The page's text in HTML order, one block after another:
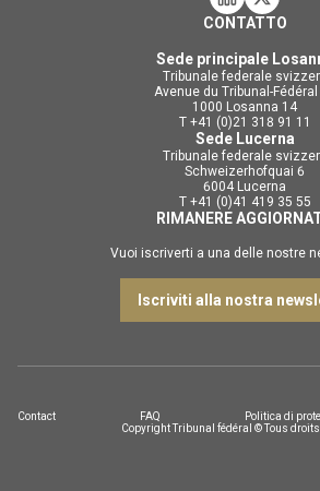
CONTATTO
Sede principale
Tribunale federale
Avenue du Tribunal-Fédéral
1000 Losanna 14
T +41 (0)21 318 91 11
Sede Lucerna
Tribunale federale
Schweizerhofquai 6
6004 Lucerna
T +41 (0)41 419 35 55
RIMANERE
Vuoi iscriverti a una delle nostre
Iscriviti alla nostra
Copyright Tribunal fédéral © Tous droits
Contact FAQ Politica di